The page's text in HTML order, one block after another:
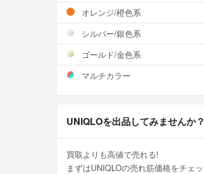
オレンジ/橙色系
シルバー/銀色系
ゴールド/金色系
マルチカラー
UNIQLOを出品してみませんか？
買取よりも高値で売れる!
まずはUNIQLOの売れ筋価格をチェッ